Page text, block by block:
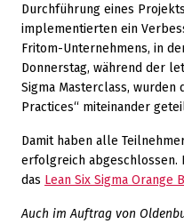
Durchführung eines
implementierten ein
Fritom-Unternehmens, in
Donnerstag, während der
Sigma Masterclass, wurden
Practices“ miteinander
Damit haben alle
erfolgreich abgeschlossen.
das Lean Six Sigma Orange
Auch im Auftrag von